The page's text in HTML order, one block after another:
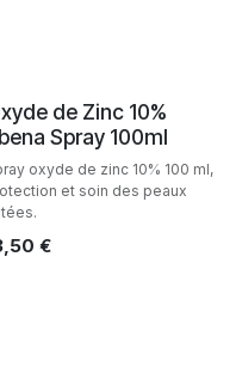
de Zinc 10%
Spray 100ml
oxyde de zinc 10% 100 ml,
et soin des peaux
€